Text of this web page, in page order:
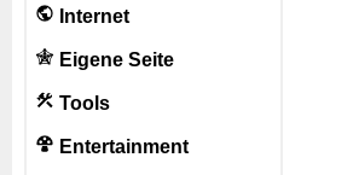
Internet
Eigene Seite
Tools
Entertainment